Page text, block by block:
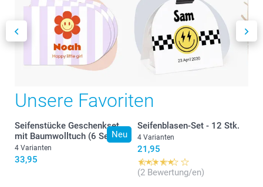
Unsere Favoriten
Neu
Seifenstücke Geschenkset
mit Baumwolltuch (6 Set)
4 Varianten
33,95
Seifenblasen-Set - 12 Stk.
4 Varianten
21,95
(2 Bewertung/en)